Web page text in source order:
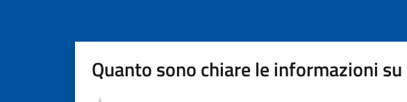
Quanto sono chiare le informazioni
Valutazione